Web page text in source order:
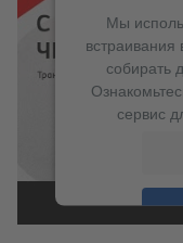
Мы
встраивания
собирать
сервис